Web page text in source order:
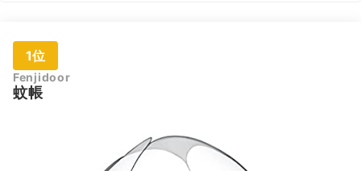
1位
Fenjidoor
蚊帳